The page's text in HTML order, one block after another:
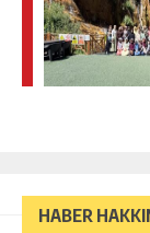
HABER